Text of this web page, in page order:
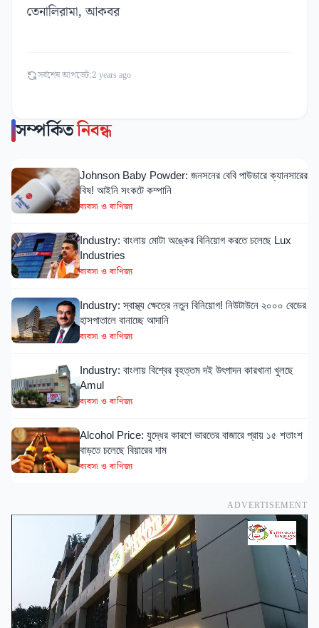
তেনালিরামা, আকবর
সর্বশেষ আপডেট:2 years ago
সম্পর্কিতনিবন্ধ
Johnson Baby Powder: জনসনের বেবি পাউডারে ক্যানসারের
বিষ! আইনি সংকটে কম্পানি
ব্যবসা ও বাণিজ্য
Industry: বাংলায় মোটা অঙ্কের বিনিয়োগ করতে চলেছে Lux
Industries
ব্যবসা ও বাণিজ্য
Industry: স্বাস্থ্য ক্ষেত্রে নতুন বিনিয়োগ! নিউটাউনে ২০০০ বেডের
হাসপাতালে বানাচ্ছে আদানি
ব্যবসা ও বাণিজ্য
Industry: বাংলায় বিশ্বের বৃহত্তম দই উৎপাদন কারখানা খুলছে
Amul
ব্যবসা ও বাণিজ্য
Alcohol Price: যুদ্ধের কারণে ভারতের বাজারে প্রায় ১৫ শতাংশ
বাড়তে চলেছে বিয়ারের দাম
ব্যবসা ও বাণিজ্য
ADVERTISEMENT